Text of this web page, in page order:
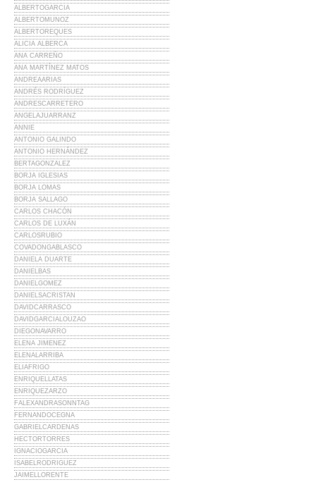
ALBERTOGARCIA
ALBERTOMUNOZ
ALBERTOREQUES
ALICIA ALBERCA
ANA CARREÑO
ANA MARTÍNEZ MATOS
ANDREAARIAS
ANDRÉS RODRÍGUEZ
ANDRESCARRETERO
ANGELAJUARRANZ
ANNIE
ANTONIO GALINDO
ANTONIO HERNÁNDEZ
BERTAGONZALEZ
BORJA IGLESIAS
BORJA LOMAS
BORJA SALLAGO
CARLOS CHACÓN
CARLOS DE LUXÁN
CARLOSRUBIO
COVADONGABLASCO
DANIELA DUARTE
DANIELBAS
DANIELGOMEZ
DANIELSACRISTAN
DAVIDCARRASCO
DAVIDGARCIALOUZAO
DIEGONAVARRO
ELENA JIMENEZ
ELENALARRIBA
ELIAFRIGO
ENRIQUELLATAS
ENRIQUEZARZO
FALEXANDRASONNTAG
FERNANDOCEGNA
GABRIELCARDENAS
HECTORTORRES
IGNACIOGARCIA
ISABELRODRIGUEZ
JAIMELLORENTE